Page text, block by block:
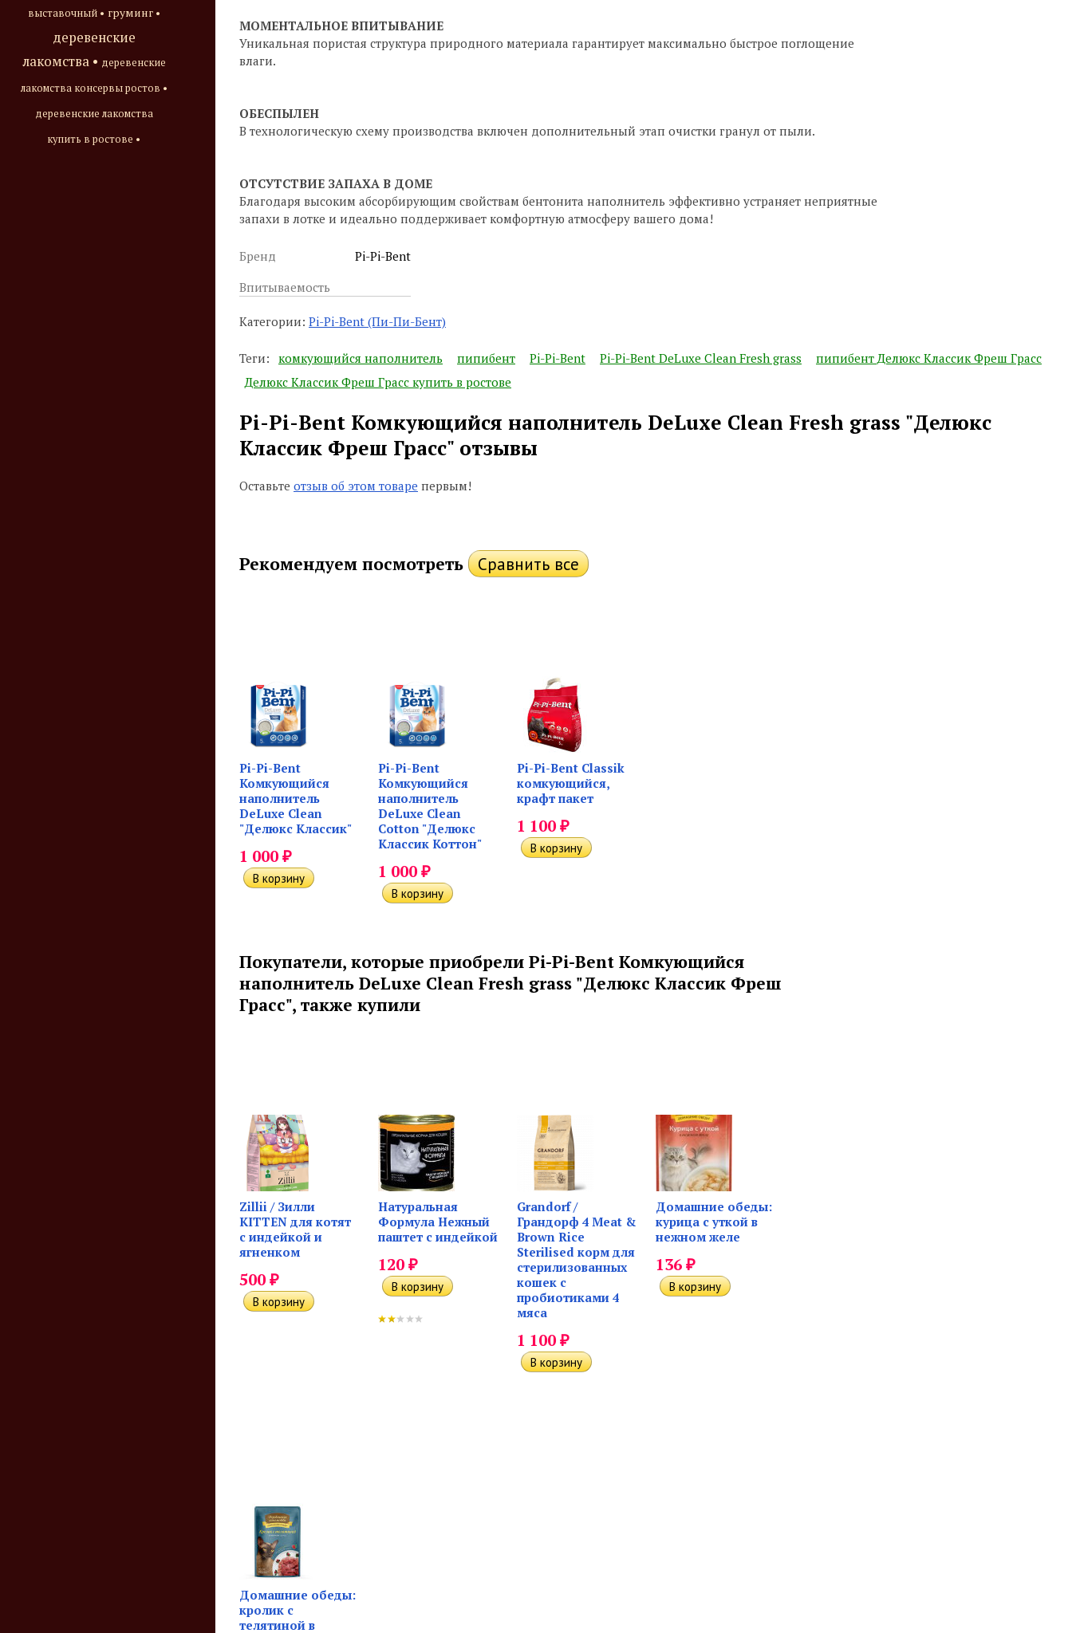
выставочный • груминг •
деревенские
лакомства • деревенские
лакомства консервы ростов •
деревенские лакомства
купить в ростове •
МОМЕНТАЛЬНОЕ ВПИТЫВАНИЕ
Уникальная пористая структура природного материала гарантирует максимально быстрое поглощение
влаги.
ОБЕСПЫЛЕН
В технологическую схему производства включен дополнительный этап очистки гранул от пыли.
ОТСУТСТВИЕ ЗАПАХА В ДОМЕ
Благодаря высоким абсорбирующим свойствам бентонита наполнитель эффективно устраняет неприятные
запахи в лотке и идеально поддерживает комфортную атмосферу вашего дома!
Бренд
Pi-Pi-Bent
Впитываемость
Категории: Pi-Pi-Bent (Пи-Пи-Бент)
Теги: комкующийся наполнитель пипибент Pi-Pi-Bent Pi-Pi-Bent DeLuxe Clean Fresh grass
пипибент Делюкс Классик Фреш Грасс
Делюкс Классик Фреш Грасс купить в ростове
Pi-Pi-Bent Комкующийся наполнитель DeLuxe Clean Fresh grass "Делюкс
Классик Фреш Грасс" отзывы
Оставьте отзыв об этом товаре первым!
Рекомендуем посмотреть
Pi-Pi-Bent
Комкующийся
наполнитель
DeLuxe Clean
"Делюкс Классик"
1 000₽
Pi-Pi-Bent
Комкующийся
наполнитель
DeLuxe Clean
Cotton "Делюкс
Классик Коттон"
1 000₽
Pi-Pi-Bent Classik
комкующийся,
крафт пакет
1 100₽
Покупатели, которые приобрели Pi-Pi-Bent Комкующийся
наполнитель DeLuxe Clean Fresh grass "Делюкс Классик Фреш
Грасс", также купили
Zillii / Зилли
KITTEN для котят
с индейкой и
ягненком
500₽
Натуральная
Формула Нежный
паштет с индейкой
120₽
Grandorf /
Грандорф 4 Meat &
Brown Rice
Sterilised корм для
стерилизованных
кошек с
пробиотиками 4
мяса
1 100₽
Домашние обеды:
курица с уткой в
нежном желе
136₽
Домашние обеды:
кролик с
телятиной в